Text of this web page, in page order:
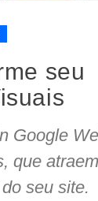
seu
Google
que
seu site.